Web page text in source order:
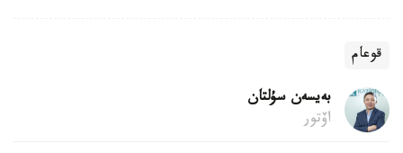
قوعام
بەيسەن سۇلتان
اۆتور